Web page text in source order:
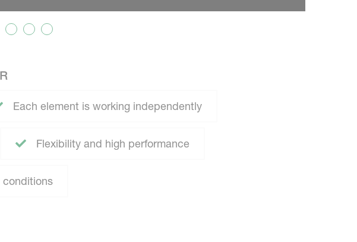
Each element is working independently
Flexibility and high performance
conditions